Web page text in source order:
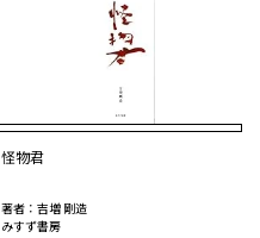
怪物君
著者：吉増 剛造
みすず書房